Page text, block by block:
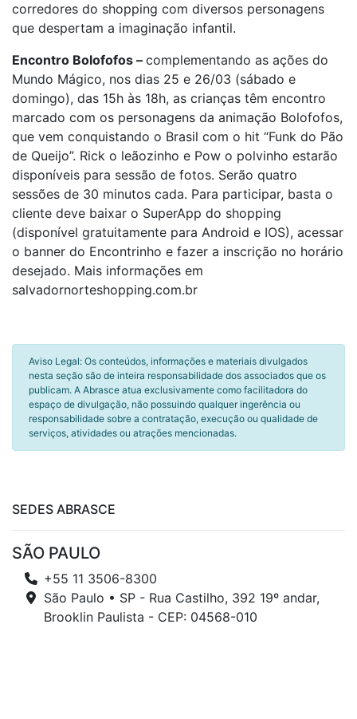
corredores do shopping com diversos personagens
que despertam a imaginação infantil.
Encontro Bolofofos – complementando as ações do
Mundo Mágico, nos dias 25 e 26/03 (sábado e
domingo), das 15h às 18h, as crianças têm encontro
marcado com os personagens da animação Bolofofos,
que vem conquistando o Brasil com o hit “Funk do Pão
de Queijo”. Rick o leãozinho e Pow o polvinho estarão
disponíveis para sessão de fotos. Serão quatro
sessões de 30 minutos cada. Para participar, basta o
cliente deve baixar o SuperApp do shopping
(disponível gratuitamente para Android e IOS), acessar
o banner do Encontrinho e fazer a inscrição no horário
desejado. Mais informações em
salvadornorteshopping.com.br
Aviso Legal: Os conteúdos, informações e materiais divulgados
nesta seção são de inteira responsabilidade dos associados que os
publicam. A Abrasce atua exclusivamente como facilitadora do
espaço de divulgação, não possuindo qualquer ingerência ou
responsabilidade sobre a contratação, execução ou qualidade de
serviços, atividades ou atrações mencionadas.
SEDES ABRASCE
SÃO PAULO
+55 11 3506-8300
São Paulo • SP - Rua Castilho, 392 19º andar,
Brooklin Paulista - CEP: 04568-010